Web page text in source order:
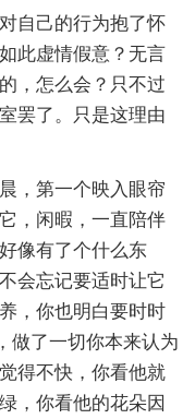
自己的行为抱了怀
此虚情假意？无言
，怎么会？只不过
罢了。只是这理由
，第一个映入眼帘
，闲暇，一直陪伴
像有了个什么东
会忘记要适时让它
，你也明白要时时
做了一切你本来认为
得不快，你看他就
，你看他的花朵因